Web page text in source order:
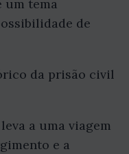
um tema
de
da prisão civil
a uma viagem
e a